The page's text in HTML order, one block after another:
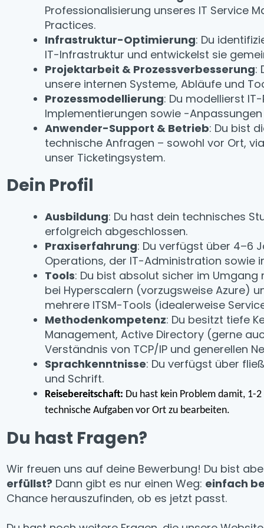
Professionalisierung unseres IT Service
Practices.
Infrastruktur-Optimierung: Du
IT-Infrastruktur und entwickelst sie
Projektarbeit & Prozessverbesserung:
unsere internen Systeme, Abläufe und
Prozessmodellierung: Du modellierst
Implementierungen sowie -
Anwender-Support & Betrieb: Du bist
technische Anfragen – sowohl vor Ort,
unser Ticketingsystem.
Dein Profil
Ausbildung: Du hast dein technisches
erfolgreich abgeschlossen.
Praxiserfahrung: Du verfügst über 4–6
Operations, der IT-Administration sowie
Tools: Du bist absolut sicher im Umgang
bei Hyperscalern (vorzugsweise Azure)
mehrere ITSM-Tools (idealerweise
Methodenkompetenz: Du besitzt tiefe
Management, Active Directory (gerne
Verständnis von TCP/IP und generellen
Sprachkenntnisse: Du verfügst über
und Schrift.
Reisebereitschaft: Du hast kein Problem damit, 1-
technische Aufgaben vor Ort zu bearbeiten.
Du hast Fragen?
Wir freuen uns auf deine Bewerbung! Du bist
erfüllst? Dann gibt es nur einen Weg: einfach
Chance herauszufinden, ob es jetzt passt.